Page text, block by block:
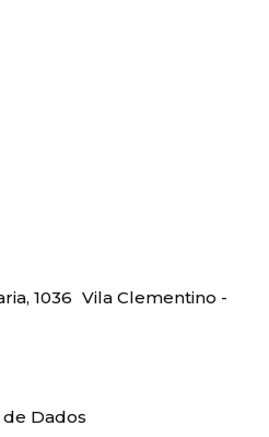
1036 Vila Clementino -
Dados